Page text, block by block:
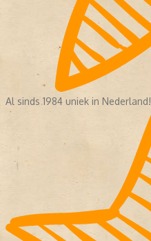
Al sinds 1984 uniek in Nederland!